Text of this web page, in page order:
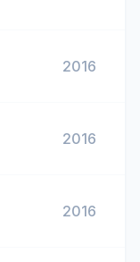
2016
2016
2016